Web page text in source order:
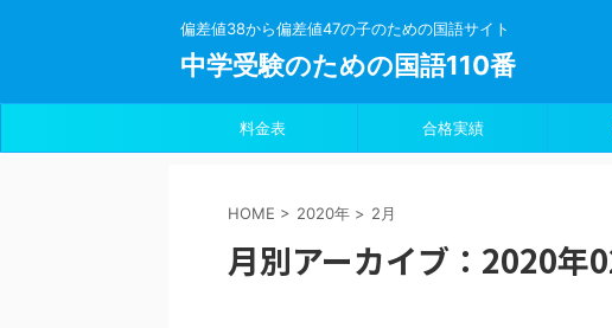
偏差値38から偏差値47の子のための国語サイト
中学受験のための国語110番
料金表 合格実績
HOME > 2020年 > 2月
月別アーカイブ：2020年